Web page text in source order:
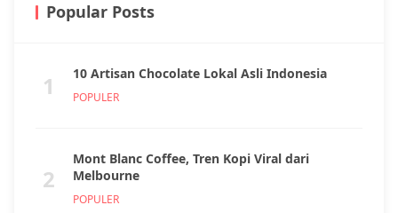
Popular Posts
1 10 Artisan Chocolate Lokal Asli Indonesia
POPULER
2
Mont Blanc Coffee, Tren Kopi Viral dari
Melbourne
POPULER